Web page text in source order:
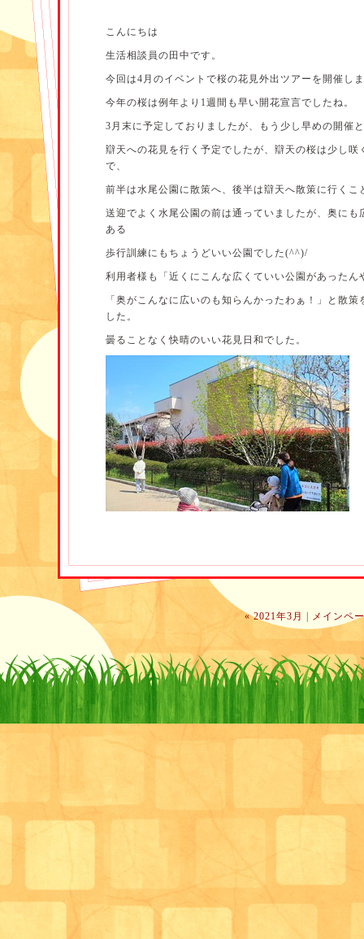
こんにちは
生活相談員の田中です。
今回は4月のイベントで桜の花見外出ツアーを開催し
今年の桜は例年より1週間も早い開花宣言でしたね。
3月末に予定しておりましたが、もう少し早めの開催
辯天への花見を行く予定でしたが、辯天の桜は少し咲
で、
前半は水尾公園に散策へ、後半は辯天へ散策に行くこ
送迎でよく水尾公園の前は通っていましたが、奥にも
ある
歩行訓練にもちょうどいい公園でした(^^)/
利用者様も「近くにこんな広くていい公園があったん
「奥がこんなに広いのも知らんかったわぁ！」と散
した。
曇ることなく快晴のいい花見日和でした。
« 2021年3月 メインペ